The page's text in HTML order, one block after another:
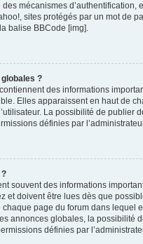
mécanismes d’authentification,
sites protégés par un mot de
balise BBCode [img].
?
des informations
Elles apparaissent en haut de
La possibilité de publier
définies par
souvent des informations
et doivent être lues dès que
page du forum dans lequel
annonces globales, la possibilité
définies par